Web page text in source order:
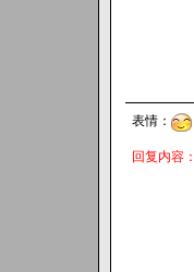
表情：
回复内容：